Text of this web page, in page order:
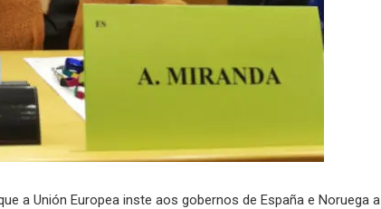
a Unión Europea inste aos gobernos de España e Noruega a